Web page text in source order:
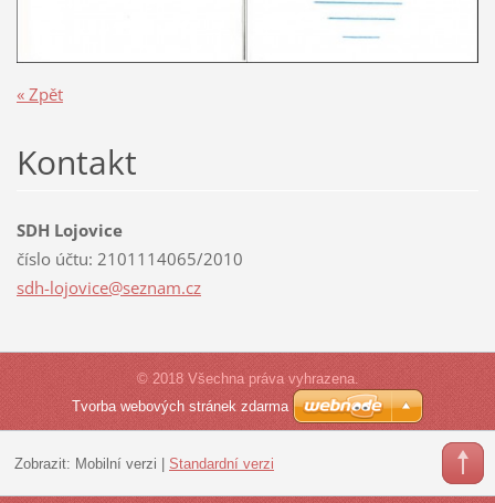
« Zpět
Kontakt
SDH Lojovice
číslo účtu: 2101114065/2010
sdh-lojovice@seznam.cz
© 2018 Všechna práva vyhrazena.
Tvorba webových stránek zdarma
Zobrazit: Mobilní verzi Standardní verzi